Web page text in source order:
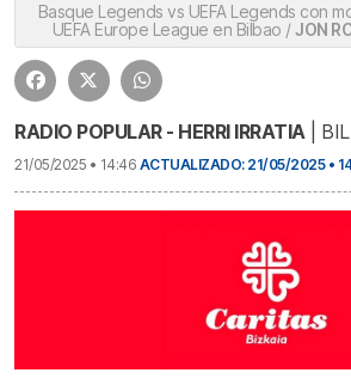
Basque Legends vs UEFA Legends con
UEFA Europe League en Bilbao /JON
RADIO POPULAR - HERRI IRRATIA|
21/05/2025 • 14:46 ACTUALIZADO: 21/05/2025 •